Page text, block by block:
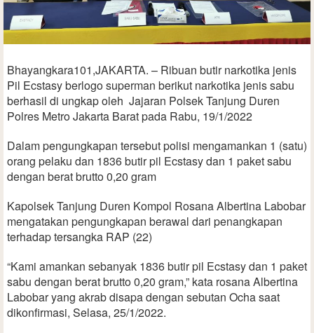
Bhayangkara101,JAKARTA. – Ribuan butir narkotika jenis
Pil Ecstasy berlogo superman berikut narkotika jenis sabu
berhasil di ungkap oleh Jajaran Polsek Tanjung Duren
Polres Metro Jakarta Barat pada Rabu, 19/1/2022
Dalam pengungkapan tersebut polisi mengamankan 1 (satu)
orang pelaku dan 1836 butir pil Ecstasy dan 1 paket sabu
dengan berat brutto 0,20 gram
Kapolsek Tanjung Duren Kompol Rosana Albertina Labobar
mengatakan pengungkapan berawal dari penangkapan
terhadap tersangka RAP (22)
“Kami amankan sebanyak 1836 butir pil Ecstasy dan 1 paket
sabu dengan berat brutto 0,20 gram,” kata rosana Albertina
Labobar yang akrab disapa dengan sebutan Ocha saat
dikonfirmasi, Selasa, 25/1/2022.